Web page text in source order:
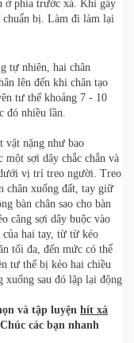
ở phía trước xà. Khi gáy
chuẩn bị. Làm đi làm lại
tự nhiên, hai chân
lên đến khi chân tạo
tư thế khoảng 7 - 10
đó nhiều lần.
vật nặng như bao
một sợi dây chắc chắn và
vị trí treo người. Treo
chân xuống đất, tay giữ
bàn chân sao cho bàn
căng sợi dây buộc vào
hai tay, từ từ kéo
tối đa, đến mức có thể
tư thế bị kéo hai chiều
xuống sau đó lặp lại động
và tập luyện hít xà
các bạn nhanh